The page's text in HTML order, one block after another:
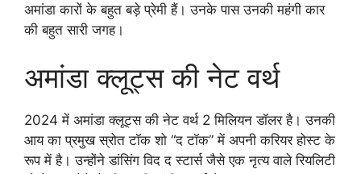
अमांडा कारों के बहुत बड़े प्रेमी हैं। उनके पास उनकी महंगी कार
की बहुत सारी जगह।
अमांडा क्लूट्स की नेट वर्थ
2024 में अमांडा क्लूट्स की नेट वर्थ 2 मिलियन डॉलर है। उनकी
आय का प्रमुख स्रोत टॉक शो “द टॉक” में अपनी करियर होस्ट के
रूप में है। उन्होंने डांसिंग विद द स्टार्स जैसे एक नृत्य वाले रियलिटी